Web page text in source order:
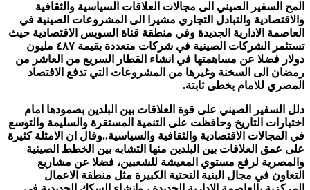
المح السفير الصيني الى مجالات العلاقات السياسية والثقافية
والاقتصادية والتبادل التجاري مشيرا الى المشروعات الصينية في
العاصمة الادارية الجديدة وفي منطقة قناة السويس الاقتصادية حيث
تستثمر الشركات الصينية في شركات متعددة بقيمة ٤٨٧ مليون
دولار فضلا عن مساهمتها في انشاء القطار السريع من العاشر من
رمضان الى السخنة وغيرها من المشروعات التي تدفع الاقتصاد
المصري للامام بخطى ثابتة.
دلل السفير الصيني على قوة العلاقات بين البلدين بصمودها امام
اختبارات التاريخ وحافظت على التنمية المستقرة والسليمة والتوسع
في المجالات الاقتصادية والثقافية والسياسية..وقال ان الامثلة كثيرة
على عمق العلاقات بين البلدين منها التشابه بين الخطط الصينية
والمصرية لرفع مستوي المعيشة للشعبين، فضلا عن مشاريع
التعاون في مجال البنية التحتية الكبيرة مثل منطقة الاعمال